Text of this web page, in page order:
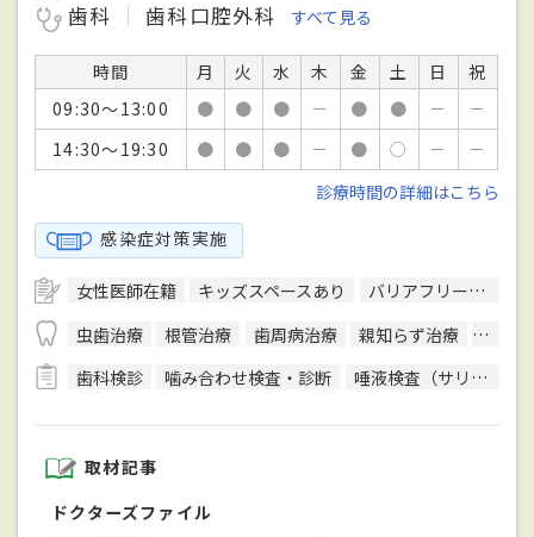
歯科
歯科口腔外科 すべて見る
時間 月 火 水 木 金 土 日
祝
09:30～13:00
● ● ● － ● ● －
－
14:30～19:30
● ● ● － ● ○ －
－
診療時間の詳細はこちら
感染症対策実施
女性医師在籍 キッズスペースあり バリアフリー対応
虫歯治療
根管治療 歯周病治療 親知らず治療
入れ
歯科検診
噛み合わせ検査・診断 唾液検査（サリバテスト）
取材記事
ドクターズファイル